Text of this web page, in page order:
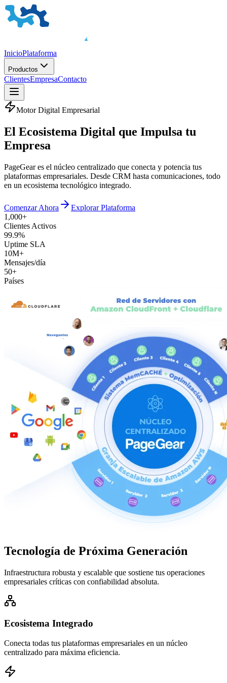
InicioPlataforma
Productos
ClientesEmpresaContacto
Motor Digital Empresarial
El Ecosistema Digital que Impulsa tu
Empresa
PageGear es el núcleo centralizado que conecta y potencia tus
plataformas empresariales. Desde CRM hasta comunicaciones, todo
en un ecosistema tecnológico integrado.
Comenzar Ahora
Explorar Plataforma
1,000+
Clientes Activos
99.9%
Uptime SLA
10M+
Mensajes/día
50+
Países
Tecnología de Próxima Generación
Infraestructura robusta y escalable que sostiene tus operaciones
empresariales críticas con confiabilidad absoluta.
Ecosistema Integrado
Conecta todas tus plataformas empresariales en un núcleo
centralizado para máxima eficiencia.